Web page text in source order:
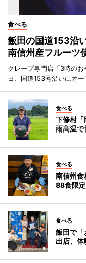
食べる
飯田の国道153沿
南信州産フルーツ
クレープ専門店「3時の
日、国道153号沿いにオー
食べる
下條村
雨高温で
食べる
南信州
88食限定
食べる
飯田で
出店、体